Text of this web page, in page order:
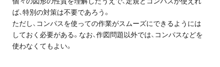
ば、特別の対策は不要であろう。
ただし、コンパスを使っての作業がスムーズにできるようには
しておく必要がある。なお、作図問題以外では、コンパスなどを
使わなくてもよい。